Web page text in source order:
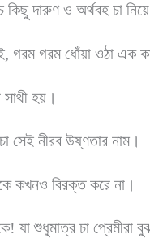
কিছু দারুণ ও অর্থবহ চা
গরম গরম ধোঁয়া ওঠা এক
হয়।
সেই নীরব উষ্ণতার নাম।
কখনও বিরক্ত করে না।
যা শুধুমাত্র চা প্রেমীরা